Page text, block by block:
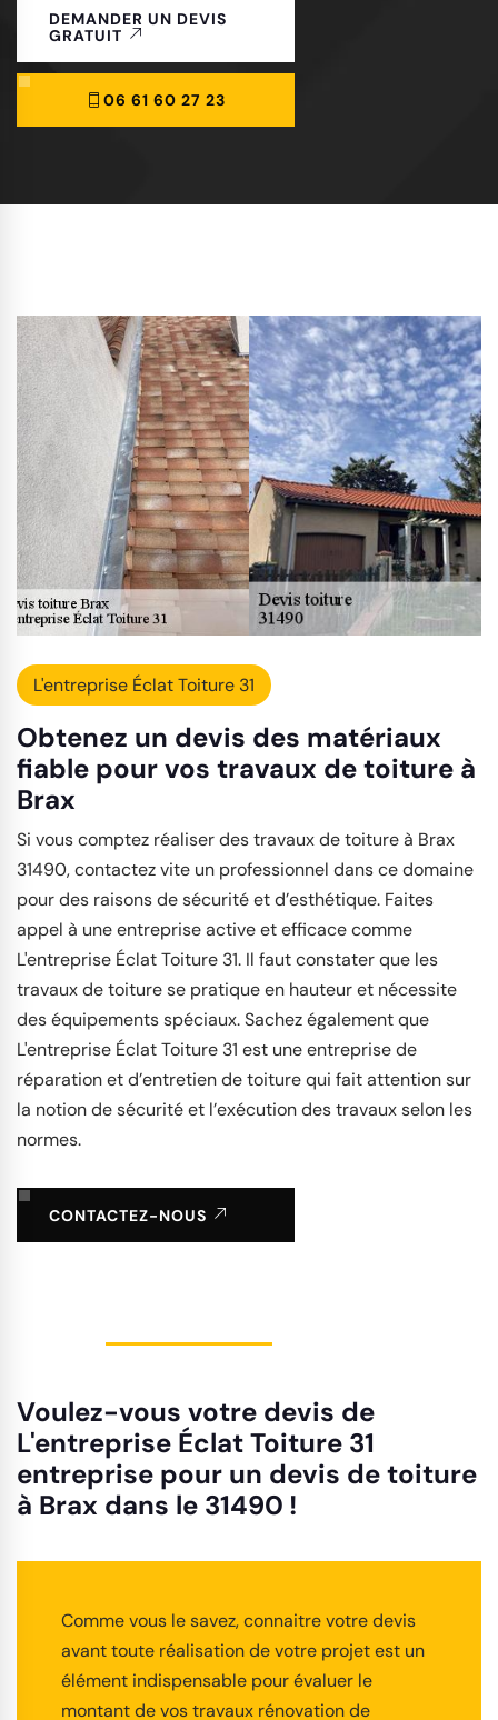
DEMANDER UN DEVIS
GRATUIT
06 61 60 27 23
L'entreprise Éclat Toiture 31
Obtenez un devis des matériaux
fiable pour vos travaux de toiture à
Brax
Si vous comptez réaliser des travaux de toiture à Brax
31490, contactez vite un professionnel dans ce domaine
pour des raisons de sécurité et d’esthétique. Faites
appel à une entreprise active et efficace comme
L'entreprise Éclat Toiture 31. Il faut constater que les
travaux de toiture se pratique en hauteur et nécessite
des équipements spéciaux. Sachez également que
L'entreprise Éclat Toiture 31 est une entreprise de
réparation et d’entretien de toiture qui fait attention sur
la notion de sécurité et l’exécution des travaux selon les
normes.
CONTACTEZ-NOUS
Voulez-vous votre devis de
L'entreprise Éclat Toiture 31
entreprise pour un devis de toiture
à Brax dans le 31490 !
Comme vous le savez, connaitre votre devis
avant toute réalisation de votre projet est un
élément indispensable pour évaluer le
montant de vos travaux rénovation de